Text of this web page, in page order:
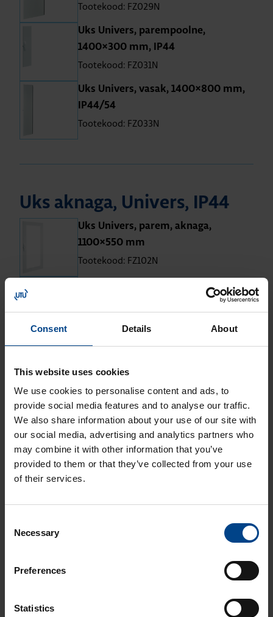
Consent Details About
This website uses cookies
We use cookies to personalise content and ads, to
provide social media features and to analyse our traffic.
We also share information about your use of our site with
our social media, advertising and analytics partners who
may combine it with other information that you’ve
provided to them or that they’ve collected from your use
of their services.
Selection
Necessary
Preferences
Statistics
Tootekood: FZ029N
Uks Uni­vers, parem­poolne,
1400×300 mm, IP44
Tootekood: FZ031N
Uks Uni­vers, vasak, 1400×800 mm,
IP44/54
Tootekood: FZ033N
Uks aknaga, Uni­vers, IP44
Uks Uni­vers, parem, aknaga,
1100×550 mm
Tootekood: FZ102N
Tootekood: FZ106N
Uks Uni­vers, parem, aknaga,
950×550 mm
Tootekood: FZ110N
Ukse­hing Uni­vers, parem­poolne,